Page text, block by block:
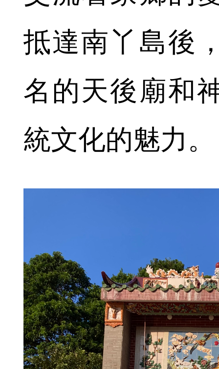
抵達南丫島後
名的天後廟和
統文化的魅力。